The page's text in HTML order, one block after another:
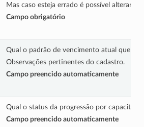
Mas caso esteja errado é possível alterar
Campo obrigatório
Qual o padrão de vencimento atual que o
Observações pertinentes do cadastro.
Campo preencido automaticamente
Qual o status da progressão por
Campo preencido automaticamente